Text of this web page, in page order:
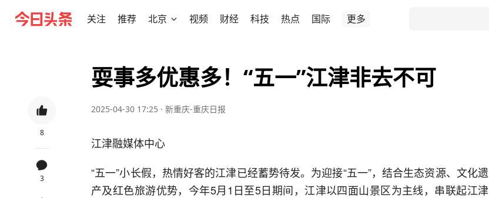
关注 推荐 北京 视频 财经 科技 热点 国际 更多
8
3
耍事多优惠多！“五一”江津非去不可
2025-04-30 17:25 · 新重庆-重庆日报
江津融媒体中心
“五一”小长假，热情好客的江津已经蓄势待发。为迎接“五一”，结合生态资源、文化遗
产及红色旅游优势，今年5月1日至5日期间，江津以四面山景区为主线，串联起江津